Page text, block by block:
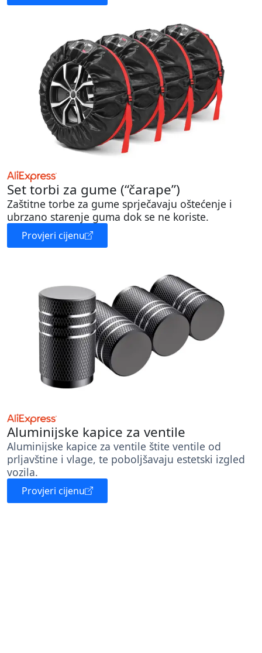
Set torbi za gume (“čarape”)
Zaštitne torbe za gume sprječavaju oštećenje i
ubrzano starenje guma dok se ne koriste.
Provjeri cijenu
Aluminijske kapice za ventile
Aluminijske kapice za ventile štite ventile od
prljavštine i vlage, te poboljšavaju estetski izgled
vozila.
Provjeri cijenu